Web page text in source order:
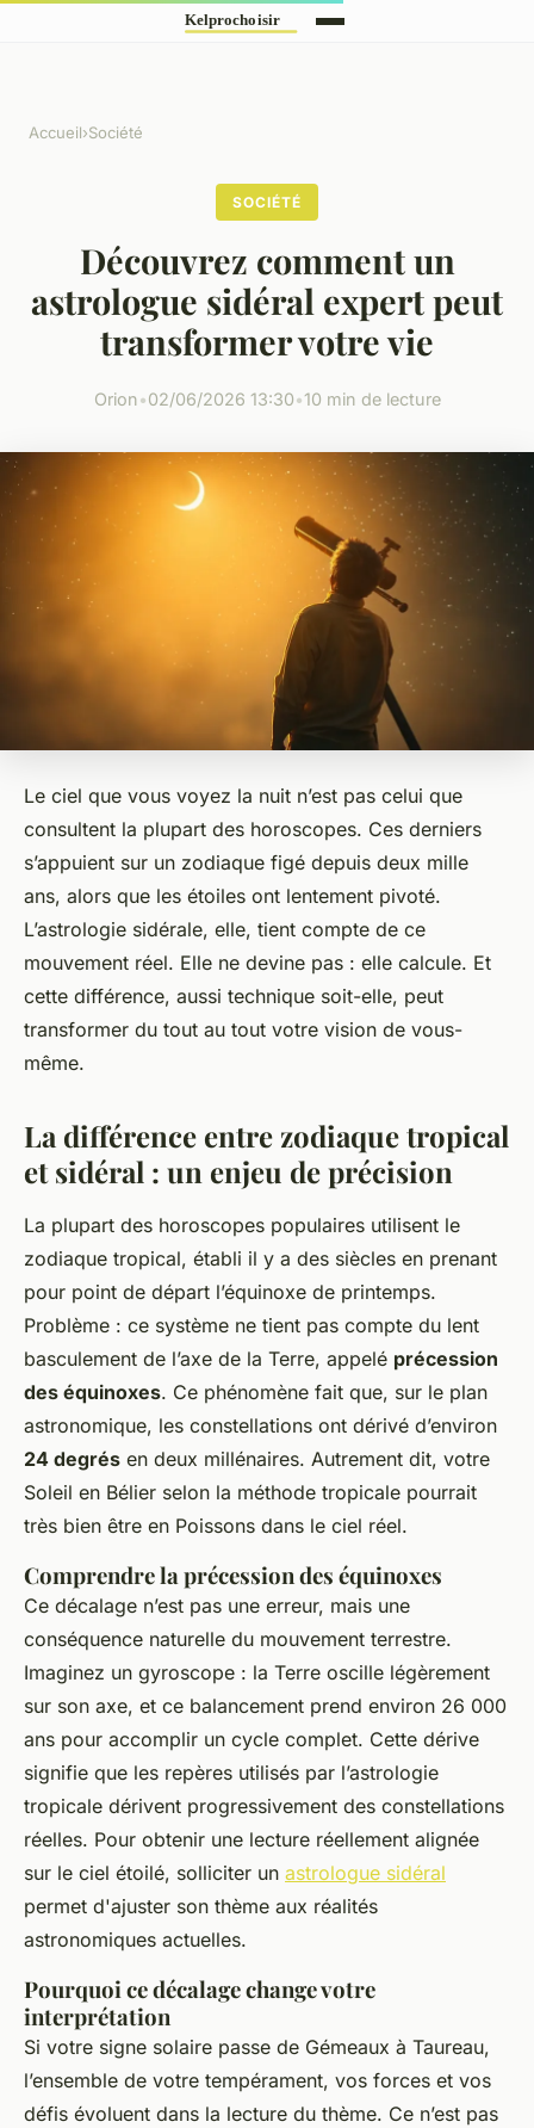
Accueil›Société
SOCIÉTÉ
Découvrez comment un
astrologue sidéral expert peut
transformer votre vie
Orion•02/06/2026 13:30•10 min de lecture
Le ciel que vous voyez la nuit n’est pas celui que
consultent la plupart des horoscopes. Ces derniers
s’appuient sur un zodiaque figé depuis deux mille
ans, alors que les étoiles ont lentement pivoté.
L’astrologie sidérale, elle, tient compte de ce
mouvement réel. Elle ne devine pas : elle calcule. Et
cette différence, aussi technique soit-elle, peut
transformer du tout au tout votre vision de vous-
même.
La différence entre zodiaque tropical
et sidéral : un enjeu de précision
La plupart des horoscopes populaires utilisent le
zodiaque tropical, établi il y a des siècles en prenant
pour point de départ l’équinoxe de printemps.
Problème : ce système ne tient pas compte du lent
basculement de l’axe de la Terre, appelé précession
des équinoxes. Ce phénomène fait que, sur le plan
astronomique, les constellations ont dérivé d’environ
24 degrés en deux millénaires. Autrement dit, votre
Soleil en Bélier selon la méthode tropicale pourrait
très bien être en Poissons dans le ciel réel.
Comprendre la précession des équinoxes
Ce décalage n’est pas une erreur, mais une
conséquence naturelle du mouvement terrestre.
Imaginez un gyroscope : la Terre oscille légèrement
sur son axe, et ce balancement prend environ 26 000
ans pour accomplir un cycle complet. Cette dérive
signifie que les repères utilisés par l’astrologie
tropicale dérivent progressivement des constellations
réelles. Pour obtenir une lecture réellement alignée
sur le ciel étoilé, solliciter un astrologue sidéral
permet d'ajuster son thème aux réalités
astronomiques actuelles.
Pourquoi ce décalage change votre
interprétation
Si votre signe solaire passe de Gémeaux à Taureau,
l’ensemble de votre tempérament, vos forces et vos
défis évoluent dans la lecture du thème. Ce n’est pas